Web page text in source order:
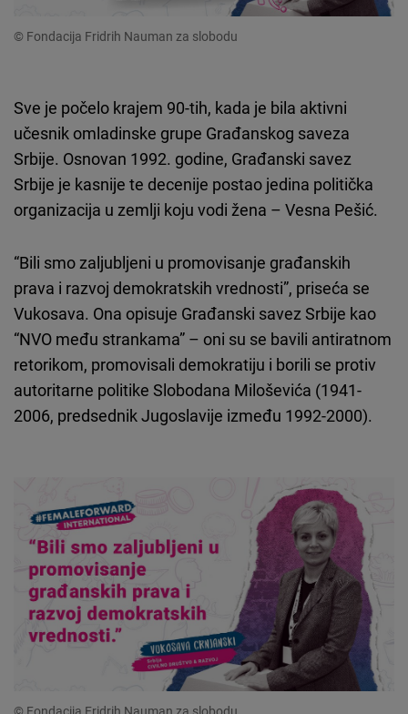
© Fondacija Fridrih Nauman za slobodu
Sve je počelo krajem 90-tih, kada je bila aktivni
učesnik omladinske grupe Građanskog saveza
Srbije. Osnovan 1992. godine, Građanski savez
Srbije je kasnije te decenije postao jedina politička
organizacija u zemlji koju vodi žena – Vesna Pešić.
“Bili smo zaljubljeni u promovisanje građanskih
prava i razvoj demokratskih vrednosti”, priseća se
Vukosava. Ona opisuje Građanski savez Srbije kao
“NVO među strankama” – oni su se bavili antiratnom
retorikom, promovisali demokratiju i borili se protiv
autoritarne politike Slobodana Miloševića (1941-
2006, predsednik Jugoslavije između 1992-2000).